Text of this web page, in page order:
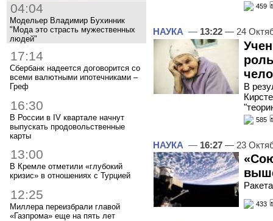
04:04
Модельер Владимир Бухинник
"Мода это страсть мужественных
людей"
17:14
Сбербанк надеется договорится со
всеми валютными ипотечниками –
Греф
16:30
В России в IV квартале начнут
выпускать продовольственные
карты
13:00
В Кремле отметили «глубокий
кризис» в отношениях с Турцией
12:25
Миллера переизбрали главой
«Газпрома» еще на пять лет
459
НАУКА — 13:22 — 24
В
585
НАУКА — 16:27 — 23
433